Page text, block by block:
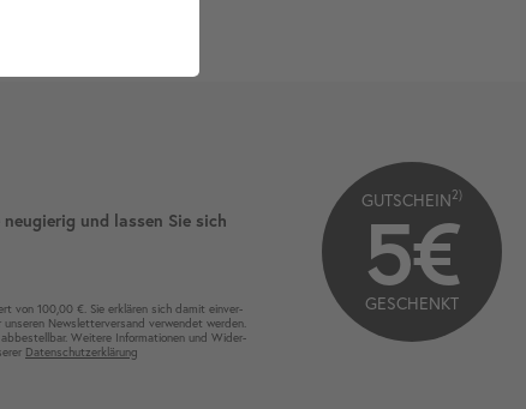
neugierig und lassen Sie sich
von 100,00 €. Sie erklären sich damit ein­ver­
News­letter­versand ver­wen­det werden.
Weitere Infor­mationen und Wider­
Daten­schutz­erklärung
GUTSCHEIN2)
5€
GESCHENKT